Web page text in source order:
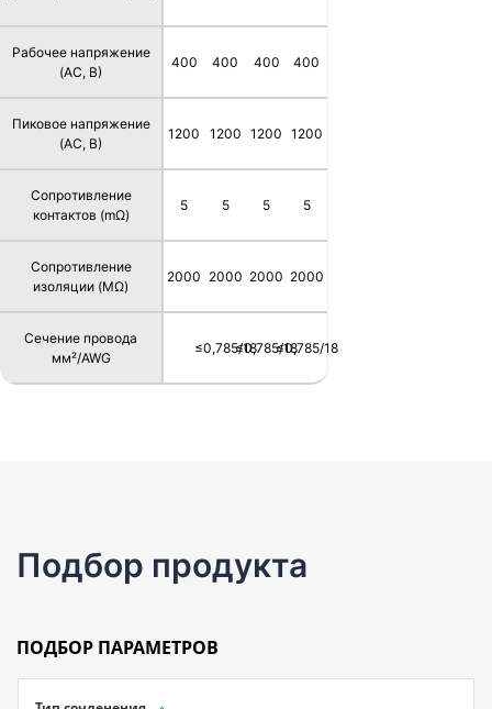
Рабочее напряжение
(AC, В)
Пиковое напряжение
(AC, В)
Сопротивление
контактов (mΩ)
Сопротивление
изоляции (MΩ)
Сечение провода
мм²/AWG
400
1200
5
2000
400
1200
5
2000
≤0,785/18
400
1200
5
2000
≤0,785/18
400
1200
5
2000
≤0,785/18
Подбор продукта
ПОДБОР ПАРАМЕТРОВ